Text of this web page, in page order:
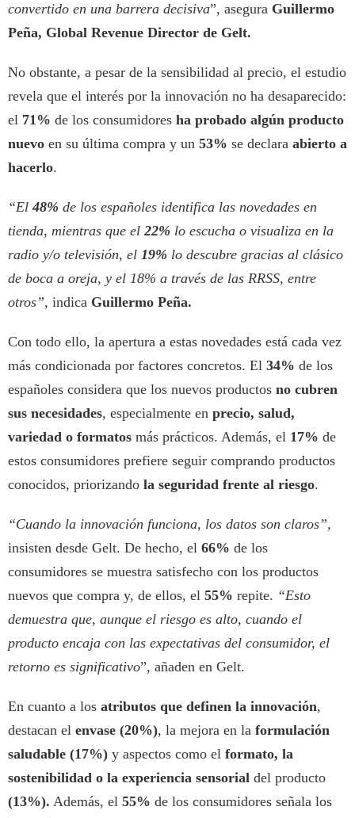
convertido en una barrera decisiva”, asegura Guillermo
Peña, Global Revenue Director de Gelt.
No obstante, a pesar de la sensibilidad al precio, el estudio
revela que el interés por la innovación no ha desaparecido:
el 71% de los consumidores ha probado algún producto
nuevo en su última compra y un 53% se declara abierto a
hacerlo.
“El48% de los españoles identifica las novedades en
tienda, mientras que el 22% lo escucha o visualiza en la
radio y/o televisión, el 19% lo descubre gracias al clásico
de boca a oreja, y el 18% a través de las RRSS, entre
otros”, indica Guillermo Peña.
Con todo ello, la apertura a estas novedades está cada vez
más condicionada por factores concretos. El 34% de los
españoles considera que los nuevos productos no cubren
sus necesidades, especialmente en precio, salud,
variedad o formatos más prácticos. Además, el 17% de
estos consumidores prefiere seguir comprando productos
conocidos, priorizando la seguridad frente al riesgo.
“Cuando la innovación funciona, los datos son claros”,
insisten desde Gelt. De hecho, el 66% de los
consumidores se muestra satisfecho con los productos
nuevos que compra y, de ellos, el 55% repite. “Esto
demuestra que, aunque el riesgo es alto, cuando el
producto encaja con las expectativas del consumidor, el
retorno es significativo”, añaden en Gelt.
En cuanto a los atributos que definen la innovación,
destacan el envase (20%), la mejora en la formulación
saludable (17%) y aspectos como el formato, la
sostenibilidad o la experiencia sensorial del producto
(13%). Además, el 55% de los consumidores señala los